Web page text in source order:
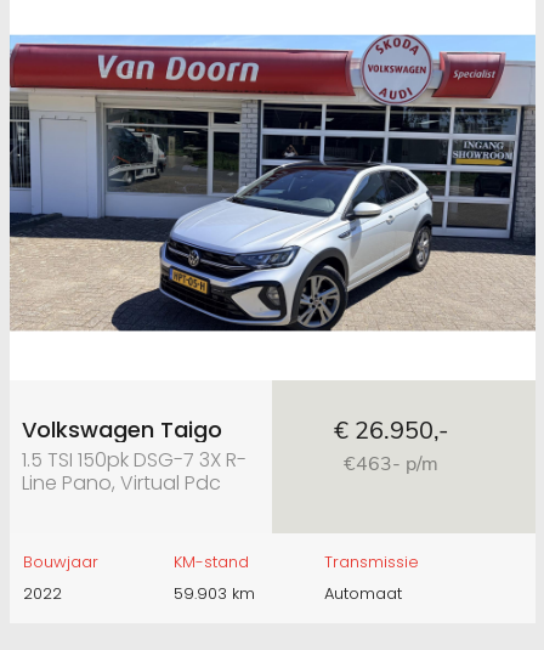
Volkswagen Taigo
1.5 TSI 150pk DSG-7 3X R-
Line Pano, Virtual Pdc
€ 26.950,-
€463- p/m
Bouwjaar
2022
KM-stand
59.903 km
Transmissie
Automaat